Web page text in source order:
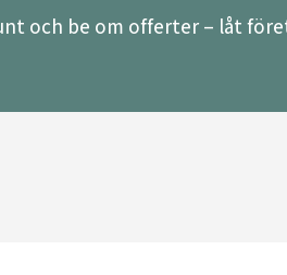
och be om offerter – låt